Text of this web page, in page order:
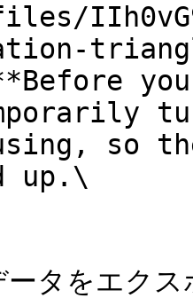
so
up.\
タをエク